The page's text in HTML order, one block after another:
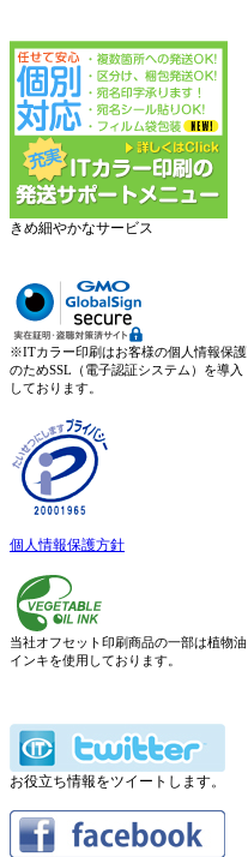
きめ細やかなサービス
※ITカラー印刷はお客様の個人情報保護
のためSSL（電子認証システム）を導入
しております。
個人情報保護方針
当社オフセット印刷商品の一部は植物油
インキを使用しております。
お役立ち情報をツイートします。